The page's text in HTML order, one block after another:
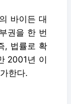
바이든 대
권을 한 번
, 법률로 확
2001년 이
한다.